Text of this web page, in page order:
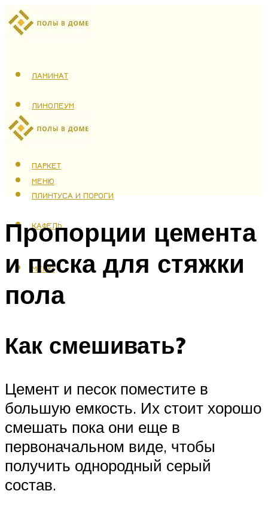
ЛАМИНАТ
ЛИНОЛЕУМ
ТЕПЛЫЙ ПОЛ
ПАРКЕТ
ПЛИНТУСА И ПОРОГИ
КАФЕЛЬ
МЕНЮ
МЕНЮ
Пропорции цемента
и песка для стяжки
пола
Как смешивать?
Цемент и песок поместите в
большую емкость. Их стоит хорошо
смешать пока они еще в
первоначальном виде, чтобы
получить однородный серый
состав.